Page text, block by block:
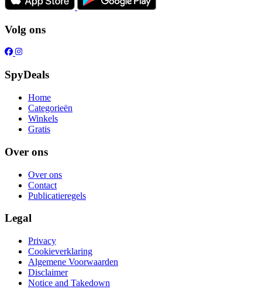
Volg ons
SpyDeals
Home
Categorieën
Winkels
Gratis
Over ons
Over ons
Contact
Publicatieregels
Legal
Privacy
Cookieverklaring
Algemene Voorwaarden
Disclaimer
Notice and Takedown